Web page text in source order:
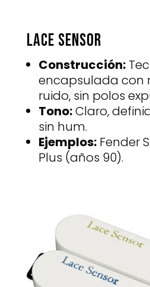
Lace Sensor
Construcción:
encapsulada con
ruido, sin polos
Tono:Claro,
sin hum.
Ejemplos:Fender
Plus (años 90).